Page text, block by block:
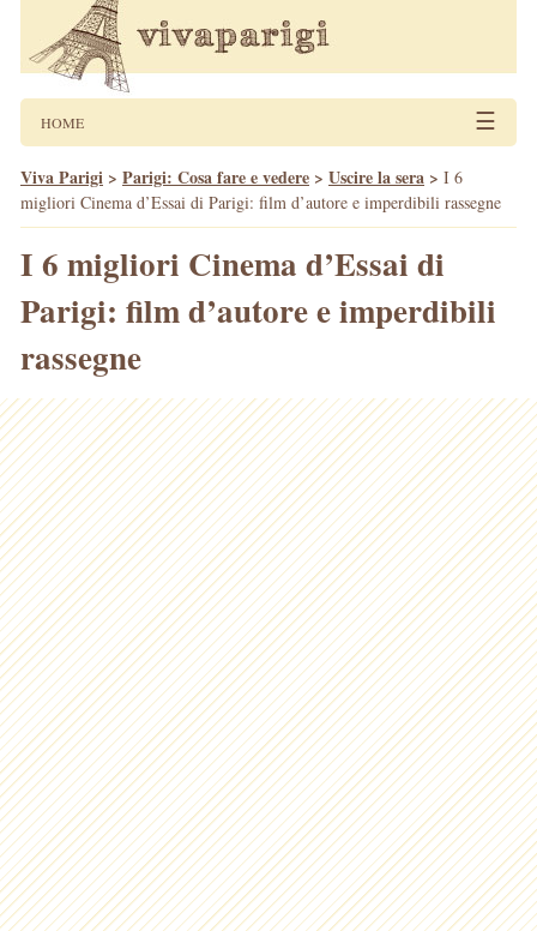
HOME ☰
Viva Parigi > Parigi: Cosa fare e vedere > Uscire la sera > I 6
migliori Cinema d’Essai di Parigi: film d’autore e imperdibili rassegne
I 6 migliori Cinema d’Essai di
Parigi: film d’autore e imperdibili
rassegne